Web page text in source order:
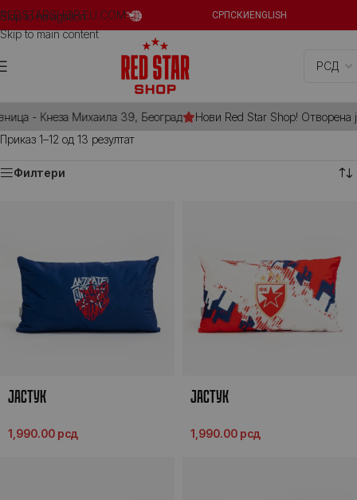
Skip to navigation
Skip to main content
REDSTARSHOP.EU.COM СРПСКИ ENGLISH
- Кнеза Михаила 39, Београд
Нови Red Star Shop! Отворена
Приказ 1–12 од 13 резултат
Филтери
ЈАСТУК
1,990.00 рсд
ЈАСТУК
1,990.00 рсд